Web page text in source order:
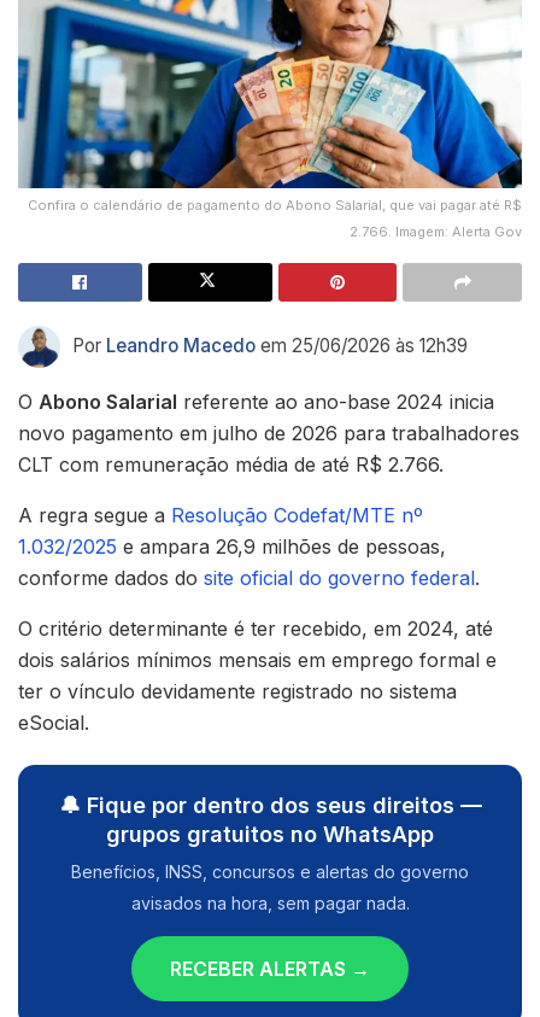
Confira o calendário de pagamento do Abono Salarial, que vai pagar até R$
2.766. Imagem: Alerta Gov
Por Leandro Macedo em 25/06/2026 às 12h39
O Abono Salarial referente ao ano-base 2024 inicia
novo pagamento em julho de 2026 para trabalhadores
CLT com remuneração média de até R$ 2.766.
A regra segue a Resolução Codefat/MTE nº
1.032/2025 e ampara 26,9 milhões de pessoas,
conforme dados do site oficial do governo federal.
O critério determinante é ter recebido, em 2024, até
dois salários mínimos mensais em emprego formal e
ter o vínculo devidamente registrado no sistema
eSocial.
🔔 Fique por dentro dos seus direitos —
grupos gratuitos no WhatsApp
Benefícios, INSS, concursos e alertas do governo
avisados na hora, sem pagar nada.
RECEBER ALERTAS →